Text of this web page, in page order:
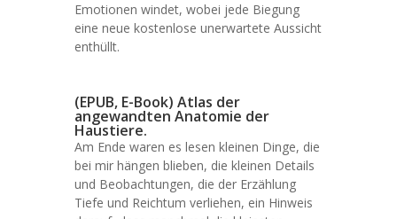
Emotionen windet, wobei jede Biegung
eine neue kostenlose unerwartete Aussicht
enthüllt.
(EPUB, E-Book) Atlas der
angewandten Anatomie der
Haustiere.
Am Ende waren es lesen kleinen Dinge, die
bei mir hängen blieben, die kleinen Details
und Beobachtungen, die der Erzählung
Tiefe und Reichtum verliehen, ein Hinweis